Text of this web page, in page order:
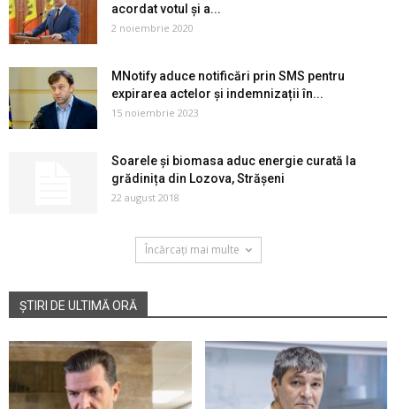
acordat votul și a...
2 noiembrie 2020
MNotify aduce notificări prin SMS pentru
expirarea actelor și indemnizații în...
15 noiembrie 2023
Soarele și biomasa aduc energie curată la
grădinița din Lozova, Strășeni
22 august 2018
Încărcați mai multe
ȘTIRI DE ULTIMĂ ORĂ